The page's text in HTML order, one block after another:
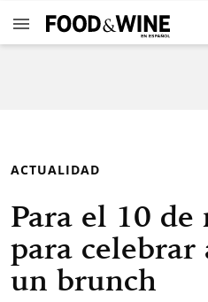
ACTUALIDAD
Para el 10 de
para celebrar
un brunch